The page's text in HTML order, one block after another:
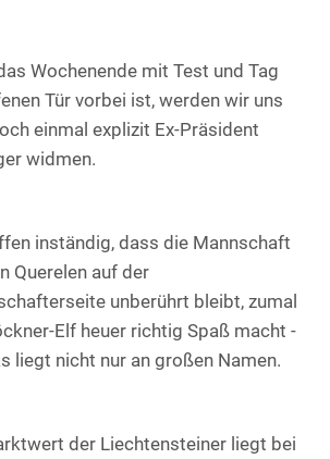
Wochenende mit Test und Tag
Tür vorbei ist, werden wir uns
einmal explizit Ex-Präsident
widmen.
inständig, dass die Mannschaft
Querelen auf der
unberührt bleibt, zumal
Elf heuer richtig Spaß macht -
liegt nicht nur an großen Namen.
der Liechtensteiner liegt bei